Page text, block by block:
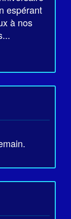
espérant
à nos